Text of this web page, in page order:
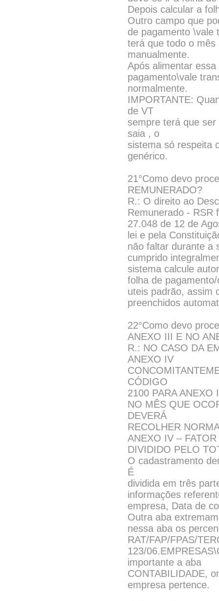
Depois calcular a
Outro campo que
de pagamento \vale
terá que todo o mês
manualmente.
Após alimentar
pagamento\vale
normalmente.
IMPORTANTE:
de VT
sempre terá que
saia , o
sistema só respeita
genérico.
21°Como devo
REMUNERADO?
R.: O direito ao
Remunerado - RSR
27.048 de 12 de
lei e pela
não faltar durante a
cumprido
sistema calcule
folha de
uteis padrão, assim
preenchidos
22°Como devo
ANEXO III E NO
R.: NO CASO DA
ANEXO IV
CÓDIGO
2100 PARA
NO MÊS QUE
DEVERÁ
RECOLHER
ANEXO IV –
DIVIDIDO PELO
O cadastramento
É
dividida em três
informações
empresa, Data de
Outra aba
nessa aba os
RAT/FAP/FPAS/
123/
importante a aba
CONTABILIDADE,
empresa pertence.